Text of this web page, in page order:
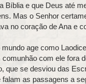
Bíblia e que Deus até
Mas o Senhor
no coração de Ana e
age como
com ele fora
que se desviou das
as passagens a